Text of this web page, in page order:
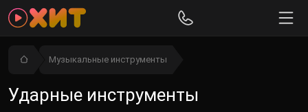
Музыкальные инструменты
Ударные инструменты